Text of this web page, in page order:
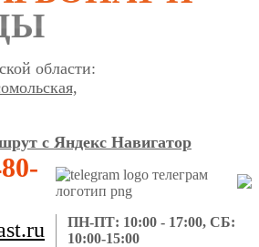
области:
с Яндекс Навигатор
ПН-ПТ: 10:00 - 17:00, СБ:
10:00-15:00